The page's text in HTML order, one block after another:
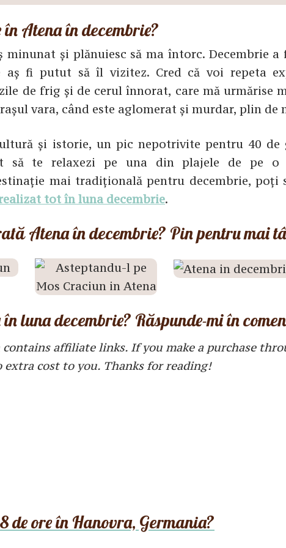
Atena în decembrie?
minunat și plănuiesc să ma întorc. Decembrie
fi putut să îl vizitez. Cred că voi repeta
de frig și de cerul înnorat, care mă urmărise
vara, când este aglomerat și murdar, plin de
și istorie, un pic nepotrivite pentru 40 de
să te relaxezi pe una din plajele de pe o
mai tradițională pentru decembrie,
tot în luna decembrie.
Atena în decembrie? Pin pentru mai
în luna decembrie? Răspunde-mi în
affiliate links. If you make a purchase
extra cost to you. Thanks for reading!
de ore în Hanovra, Germania?